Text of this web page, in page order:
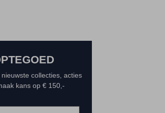
collecties, acties
kans op € 150,-